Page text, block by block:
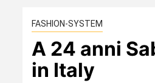
FASHION-SYSTEM
A 24 anni
in Italy